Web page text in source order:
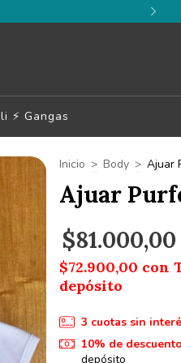
⚡️ Gangas
Inicio > Body > Ajuar
Ajuar
$81.000,00
$72.900,00 con
depósito
3 cuotas sin
10% de descuento
depósito